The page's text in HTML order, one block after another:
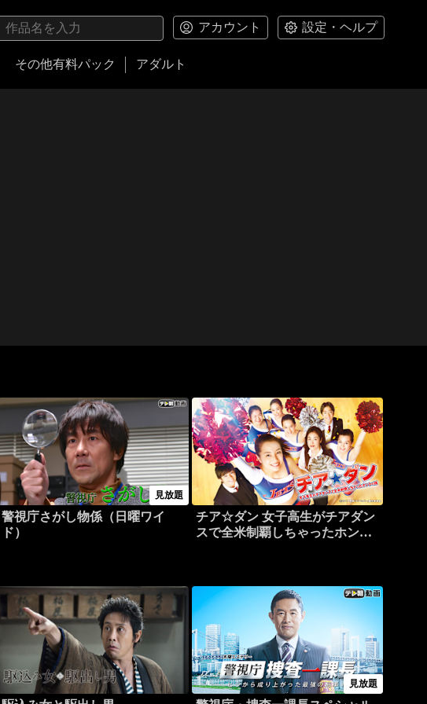
アカウント 設定・ヘルプ
その他有料パック アダルト
見放題
警視庁さがし物係（日曜ワイ
ド）
チア☆ダン 女子高生がチアダン
スで全米制覇しちゃったホント
見放題